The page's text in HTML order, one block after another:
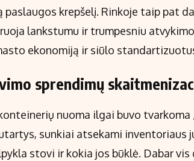
krepšelį. Rinkoje taip pat
lankstumu ir trumpesniu
ekonomiją ir siūlo
sprendimų
nuoma ilgai buvo tvarkoma
sunkiai atsekami inventoriaus
stovi ir kokia jos būklė. Dabar